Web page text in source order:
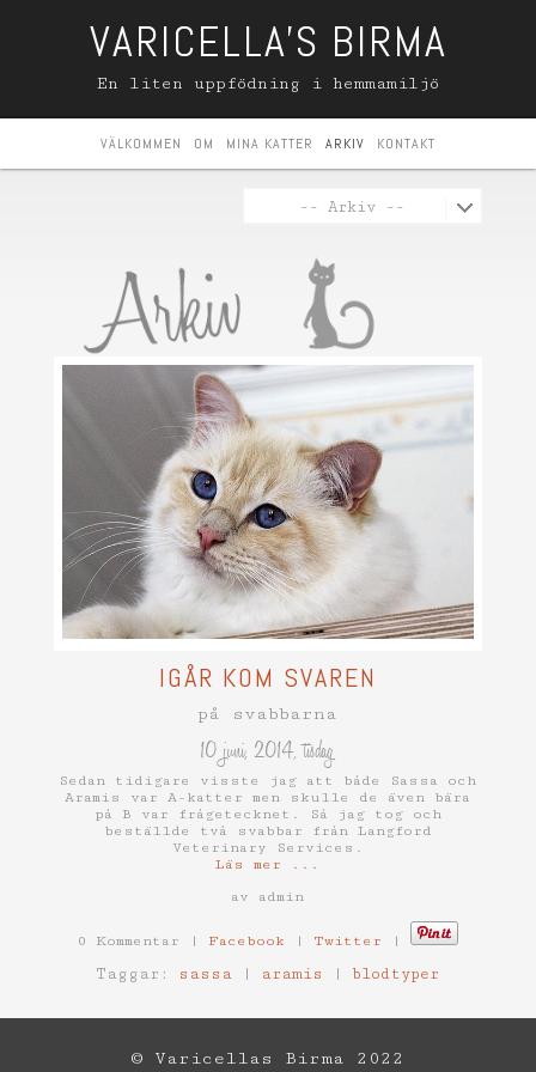
VARICELLA'S BIRMA
En liten uppfödning i hemmamiljö
VÄLKOMMEN OM MINA KATTER ARKIV KONTAKT
-- Arkiv --
IGÅR KOM SVAREN
på svabbarna
10 juni, 2014, tisdag
Sedan tidigare visste jag att både Sassa och
Aramis var A-katter men skulle de även bära
på B var frågetecknet. Så jag tog och
beställde två svabbar från Langford
Veterinary Services.
Läs mer ...
av admin
0 Kommentar | Facebook | Twitter |
Taggar: sassa | aramis | blodtyper
© Varicellas Birma 2022